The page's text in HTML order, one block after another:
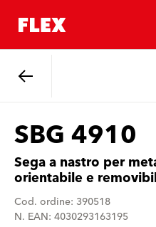
SBG 4910
Sega a nastro per
orientabile e
Cod. ordine: 390518
N. EAN: 4030293163195